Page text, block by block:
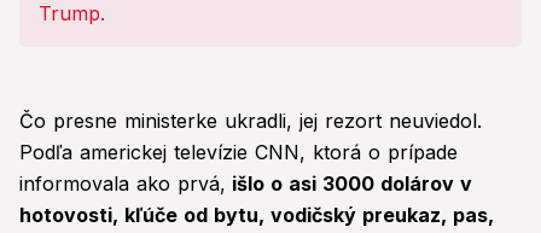
Čo presne ministerke ukradli, jej rezort neuviedol.
Podľa americkej televízie CNN, ktorá o prípade
informovala ako prvá, išlo o asi 3000 dolárov v
hotovosti, kľúče od bytu, vodičský preukaz, pas,